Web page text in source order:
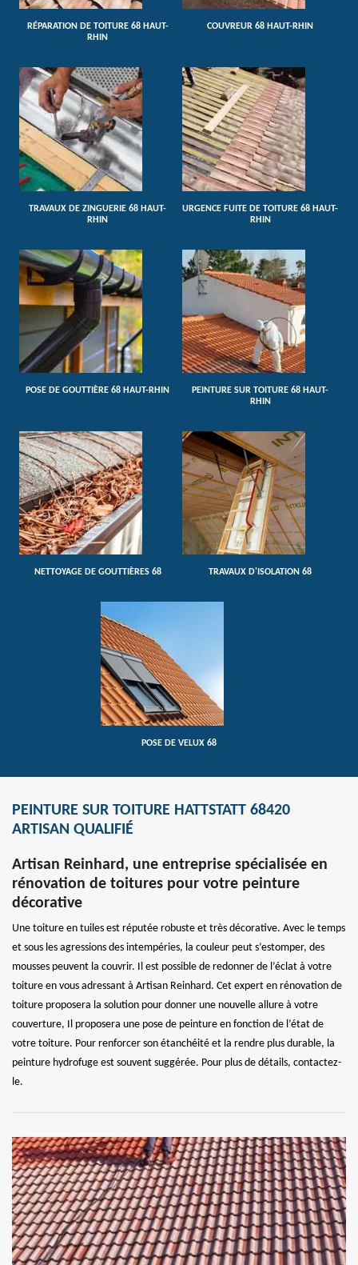
RÉPARATION DE TOITURE 68 HAUT-
RHIN
COUVREUR 68 HAUT-RHIN
TRAVAUX DE ZINGUERIE 68 HAUT-
RHIN
URGENCE FUITE DE TOITURE 68 HAUT-
RHIN
POSE DE GOUTTIÈRE 68 HAUT-RHIN
PEINTURE SUR TOITURE 68 HAUT-
RHIN
NETTOYAGE DE GOUTTIÈRES 68 TRAVAUX D'ISOLATION 68
POSE DE VELUX 68
PEINTURE SUR TOITURE HATTSTATT 68420
ARTISAN QUALIFIÉ
Artisan Reinhard, une entreprise spécialisée en
rénovation de toitures pour votre peinture
décorative
Une toiture en tuiles est réputée robuste et très décorative. Avec le temps
et sous les agressions des intempéries, la couleur peut s’estomper, des
mousses peuvent la couvrir. Il est possible de redonner de l’éclat à votre
toiture en vous adressant à Artisan Reinhard. Cet expert en rénovation de
toiture proposera la solution pour donner une nouvelle allure à votre
couverture, Il proposera une pose de peinture en fonction de l’état de
votre toiture. Pour renforcer son étanchéité et la rendre plus durable, la
peinture hydrofuge est souvent suggérée. Pour plus de détails, contactez-
le.